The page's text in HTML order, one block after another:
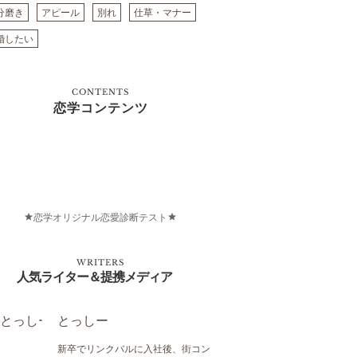
磨き アピール 別れ 仕草・マナー
したい
CONTENTS
恋学コンテンツ
恋学オリジナル恋愛診断テスト
WRITERS
人気ライター＆提携メディア
とっしー
新卒でリンクバルに入社後、街コン